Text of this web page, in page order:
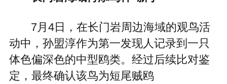
7月4日，在长门岩周边海域的观鸟活
动中，孙盟淳作为第一发现人记录到一只
体色偏深色的中型鸥类。经过后续比对鉴
定，最终确认该鸟为短尾贼鸥